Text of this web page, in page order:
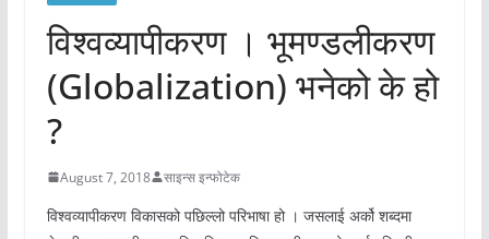
विश्वव्यापीकरण । भूमण्डलीकरण
(Globalization) भनेको के हो
?
August 7, 2018 साइन्स इन्फोटेक
विश्वव्यापीकरण विकासको पछिल्लो परिभाषा हो । जसलाई अर्को शब्दमा